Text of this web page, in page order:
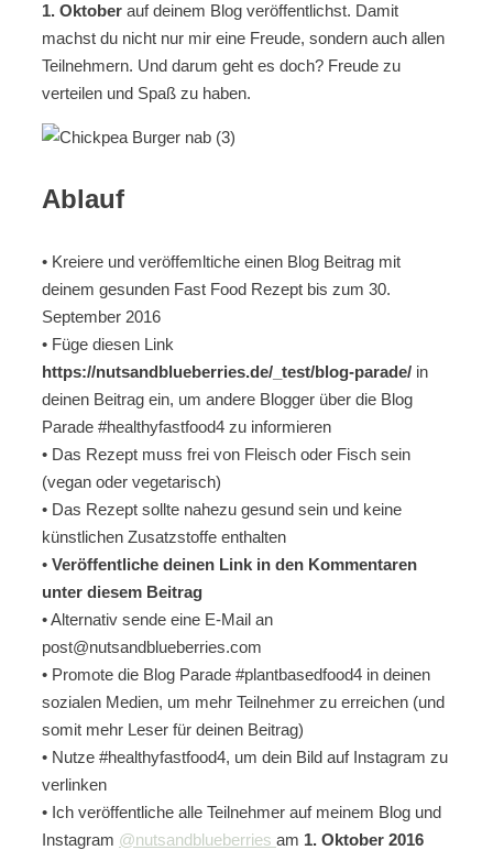
1. Oktober auf deinem Blog veröffentlichst. Damit
machst du nicht nur mir eine Freude, sondern auch allen
Teilnehmern. Und darum geht es doch? Freude zu
verteilen und Spaß zu haben.
Ablauf
• Kreiere und veröffemltiche einen Blog Beitrag mit
deinem gesunden Fast Food Rezept bis zum 30.
September 2016
• Füge diesen Link
https://nutsandblueberries.de/_test/blog-parade/ in
deinen Beitrag ein, um andere Blogger über die Blog
Parade #healthyfastfood4 zu informieren
• Das Rezept muss frei von Fleisch oder Fisch sein
(vegan oder vegetarisch)
• Das Rezept sollte nahezu gesund sein und keine
künstlichen Zusatzstoffe enthalten
• Veröffentliche deinen Link in den Kommentaren
unter diesem Beitrag
• Alternativ sende eine E-Mail an
post@nutsandblueberries.com
• Promote die Blog Parade #plantbasedfood4 in deinen
sozialen Medien, um mehr Teilnehmer zu erreichen (und
somit mehr Leser für deinen Beitrag)
• Nutze #healthyfastfood4, um dein Bild auf Instagram zu
verlinken
• Ich veröffentliche alle Teilnehmer auf meinem Blog und
Instagram @nutsandblueberries am 1. Oktober 2016